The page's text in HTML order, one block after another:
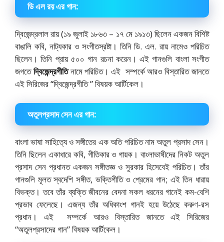
ডি এল রয় এর গান:
দ্বিজেন্দ্রলাল রায় (১৯ জুলাই ১৮৬৩ – ১৭ মে ১৯১৩) ছিলেন একজন বিশিষ্ট
বাঙালি কবি, নাট্যকার ও সংগীতস্রষ্টা। তিনি ডি. এল. রায় নামেও পরিচিত
ছিলেন। তিনি প্রায় ৫০০ গান রচনা করেন। এই গানগুলি বাংলা সংগীত
জগতেদ্বিজেন্দ্রগীতিনামে পরিচিত। এই সম্পর্কে আরও বিস্তারিত জানতে
এই সিরিজের “দ্বিজেন্দ্রগীতি ” বিষয়ক আর্টিকেল।
অতুলপ্রসাদ সেন এর গান:
বাংলা ভাষা সাহিত্যে ও সঙ্গীতের এক অতি পরিচিত নাম অতুল প্রসাদ সেন।
তিনি ছিলেন একাধারে কবি, গীতিকার ও গায়ক। বাংলাভাষীদের নিকট অতুল
প্রসাদ সেন প্রধানত একজন সঙ্গীতজ্ঞ ও সুরকার হিসেবেই পরিচিত। তাঁর
গানগুলি মূলত স্বদেশি সঙ্গীত, ভক্তিগীতি ও প্রেমের গান; এই তিন ধারায়
বিভক্ত। তবে তাঁর ব্যক্তি জীবনের বেদনা সকল ধরনের গানেই কম-বেশি
প্রভাব ফেলেছে। এজন্য তাঁর অধিকাংশ গানই হয়ে উঠেছে করুণ-রস
প্রধান। এই সম্পর্কে আরও বিস্তারিত জানতে এই সিরিজের
“অতুলপ্রসাদের গান” বিষয়ক আর্টিকেল।